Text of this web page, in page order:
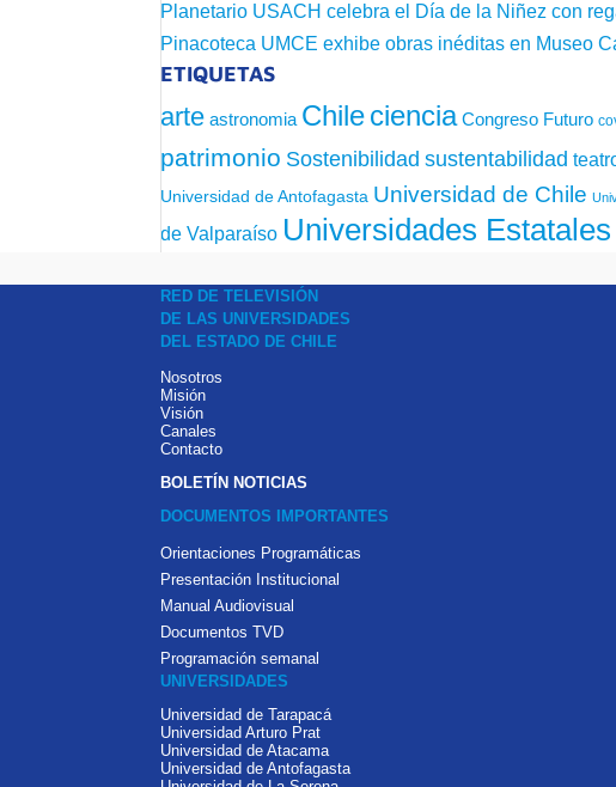
Planetario USACH celebra el Día de la Niñez con
Pinacoteca UMCE exhibe obras inéditas en Museo
ETIQUETAS
arte astronomia Chileciencia Congreso Futuro
patrimonio Sostenibilidad sustentabilidad
Universidad de Antofagasta Universidad de Chile
de Valparaíso Universidades Estatales
RED DE TELEVISIÓN
DE LAS UNIVERSIDADES
DEL ESTADO DE CHILE
Nosotros
Misión
Visión
Canales
Contacto
BOLETÍN NOTICIAS
DOCUMENTOS IMPORTANTES
Orientaciones Programáticas
Presentación Institucional
Manual Audiovisual
Documentos TVD
Programación semanal
UNIVERSIDADES
Universidad de Tarapacá
Universidad Arturo Prat
Universidad de Atacama
Universidad de Antofagasta